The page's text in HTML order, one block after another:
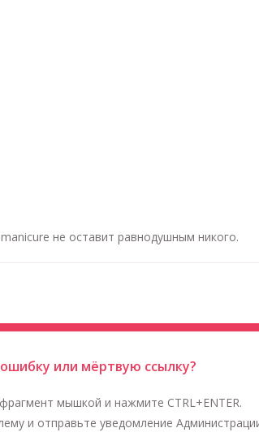
не оставит равнодушным никого.
или мёртвую ссылку?
мышкой и нажмите CTRL+ENTER.
и отправьте уведомление